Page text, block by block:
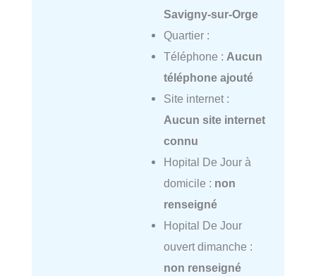
Savigny-sur-Orge
Quartier :
Téléphone : Aucun
téléphone ajouté
Site internet :
Aucun site internet
connu
Hopital De Jour à
domicile : non
renseigné
Hopital De Jour
ouvert dimanche :
non renseigné